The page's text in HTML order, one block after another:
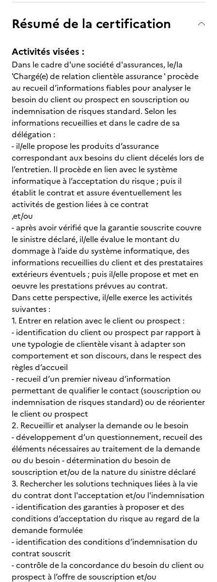
Résumé de la certification
Activités visées :
Dans le cadre d'une société d'assurances, le/la
'Chargé(e) de relation clientèle assurance ' procède
au recueil d’informations fiables pour analyser le
besoin du client ou prospect en souscription ou
indemnisation de risques standard. Selon les
informations recueillies et dans le cadre de sa
délégation :
- il/elle propose les produits d’assurance
correspondant aux besoins du client décelés lors de
l’entretien. Il procède en lien avec le système
informatique à l’acceptation du risque ; puis il
établit le contrat et assure éventuellement les
activités de gestion liées à ce contrat
,et/ou
- après avoir vérifié que la garantie souscrite couvre
le sinistre déclaré, il/elle évalue le montant du
dommage à l’aide du système informatique, des
informations recueillies du client et des prestataires
extérieurs éventuels ; puis il/elle propose et met en
oeuvre les prestations prévues au contrat.
Dans cette perspective, il/elle exerce les activités
suivantes :
1. Entrer en relation avec le client ou prospect :
- identification du client ou prospect par rapport à
une typologie de clientèle visant à adapter son
comportement et son discours, dans le respect des
règles d’accueil
- recueil d’un premier niveau d’information
permettant de qualifier le contact (souscription ou
indemnisation de risques standard) ou de réorienter
le client ou prospect
2. Recueillir et analyser la demande ou le besoin
- développement d’un questionnement, recueil des
éléments nécessaires au traitement de la demande
ou du besoin - détermination du besoin de
souscription et/ou de la nature du sinistre déclaré
3. Rechercher les solutions techniques liées à la vie
du contrat dont l'acceptation et/ou l'indemnisation
- identification des garanties à proposer et des
conditions d’acceptation du risque au regard de la
demande formulée
- identification des conditions d’indemnisation du
contrat souscrit
- contrôle de la concordance du besoin du client ou
prospect à l’offre de souscription et/ou